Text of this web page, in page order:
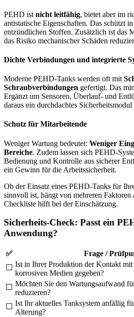
PEHD ist nicht leitfähig, bietet aber im
antistatische Eigenschaften. Das schützt
entzündlichen Stoffen. Zusätzlich ist das
das Risiko mechanischer Schäden
Dichte Verbindungen und integrierte
Moderne PEHD-Tanks werden oft mit
Schraubverbindungen gefertigt. Das
Ergänzt um Sensoren, Überlauf- und
daraus ein durchdachtes
Schutz für Mitarbeitende
Weniger Wartung bedeutet: Weniger
Bereiche. Zudem lassen sich PEHD-
Bedienung und Kontrolle aus sicherer
ein Gewinn für die Arbeitssicherheit.
Ob der Einsatz eines PEHD-Tanks für
sinnvoll ist, hängt von mehreren Faktoren
Checkliste hilft bei der Einschätzung.
Sicherheits-Check: Passt ein
Anwendung?
✅
Frage /
⬜ Ist in Ihrer Produktion der Kontakt mit
korrosiven Medien gegeben?
⬜ Möchten Sie den Wartungsaufwand
reduzieren?
⬜ Ist Ihr aktuelles Tanksystem anfällig
Alterung?